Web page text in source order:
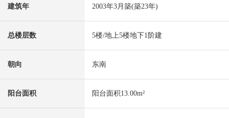
建筑年 2003年3月築(築23年)
总楼层数 5楼/地上5楼地下1阶建
朝向 东南
阳台面积 阳台面积13.00m²